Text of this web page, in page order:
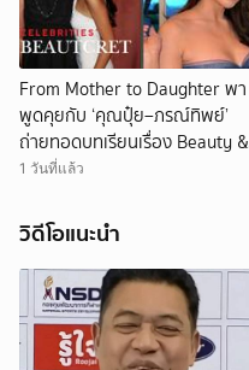
From Mother to Daughter พา
พูดคุยกับ ‘คุณปุ๋ย–ภรณ์ทิพย์’
ถ่ายทอดบทเรียนเรื่อง Beauty &
Wellness ที่อยากส่งต่อให้ลูกสาว
1 วันที่แล้ว
วิดีโอแนะนำ